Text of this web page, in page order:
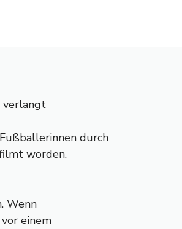
verlangt
durch
worden.
Wenn
einem